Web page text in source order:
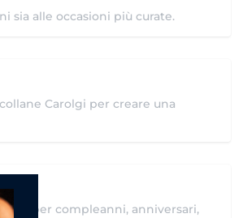
sia alle occasioni più curate.
Carolgi per creare una
per compleanni, anniversari,